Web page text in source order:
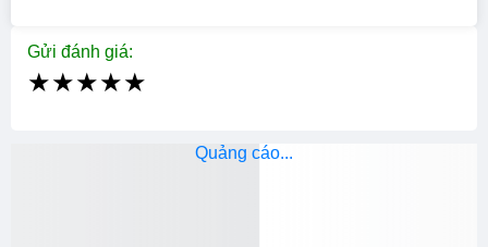
Gửi đánh giá:
★★★★★